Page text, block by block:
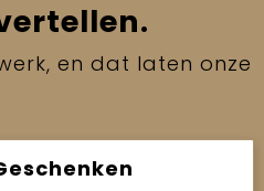
en dat laten onze